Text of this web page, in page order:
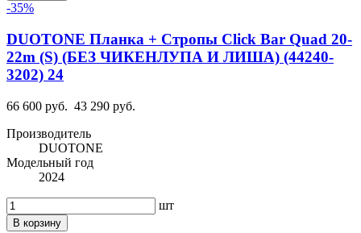
-35%
DUOTONE Планка + Стропы Click Bar Quad 20-
22m (S) (БЕЗ ЧИКЕНЛУПА И ЛИША) (44240-
3202) 24
66 600 руб. 43 290 руб.
Производитель
DUOTONE
Модельный год
2024
шт
В корзину